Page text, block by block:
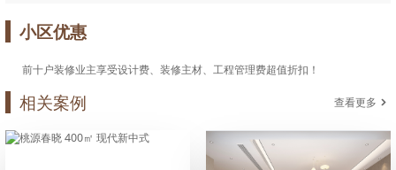
小区优惠
前十户装修业主享受设计费、装修主材、工程管理费超值折扣！
相关案例 查看更多